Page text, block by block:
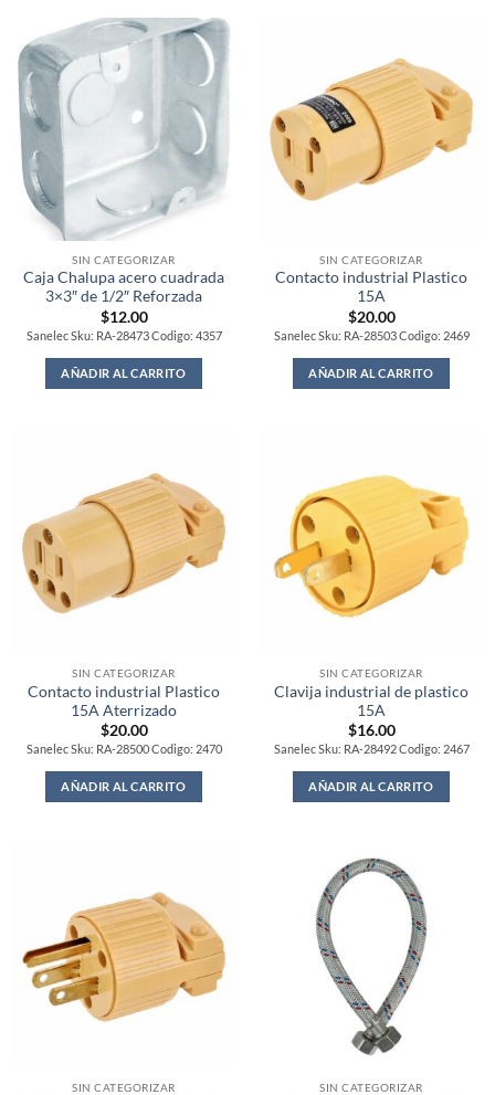
SIN CATEGORIZAR
Caja Chalupa acero cuadrada
3×3″ de 1/2″ Reforzada
$12.00
Sanelec Sku: RA-28473 Codigo: 4357
AÑADIR AL CARRITO
SIN CATEGORIZAR
Contacto industrial Plastico
15A
$20.00
Sanelec Sku: RA-28503 Codigo: 2469
AÑADIR AL CARRITO
SIN CATEGORIZAR
Contacto industrial Plastico
15A Aterrizado
$20.00
Sanelec Sku: RA-28500 Codigo: 2470
AÑADIR AL CARRITO
SIN CATEGORIZAR
Clavija industrial de plastico
15A
$16.00
Sanelec Sku: RA-28492 Codigo: 2467
AÑADIR AL CARRITO
SIN CATEGORIZAR SIN CATEGORIZAR